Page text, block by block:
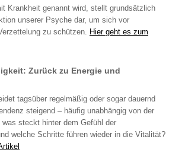
Krankheit genannt wird, stellt grundsätzlich
unserer Psyche dar, um sich vor
zu schützen.
Hier geht es zum
Zurück zu Energie und
tagsüber regelmäßig oder sogar dauernd
steigend – häufig unabhängig von der
was steckt hinter dem Gefühl der
welche Schritte führen wieder in die Vitalität?